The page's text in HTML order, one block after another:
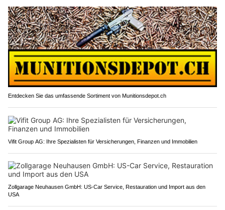
Entdecken Sie das umfassende Sortiment von Munitionsdepot.ch
Vifit Group AG: Ihre Spezialisten für Versicherungen, Finanzen und Immobilien
Zollgarage Neuhausen GmbH: US-Car Service, Restauration und Import aus den
USA